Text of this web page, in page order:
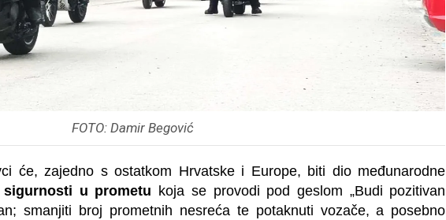
FOTO: Damir Begović
će, zajedno s ostatkom Hrvatske i Europe, biti dio međunarodne
sigurnosti u prometu koja se provodi pod geslom „Budi pozitivan
smanjiti broj prometnih nesreća te potaknuti vozače, a posebno